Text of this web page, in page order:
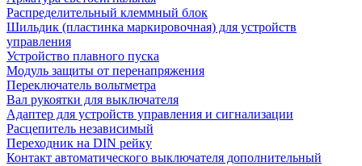
Распределительный клеммный блок
Шильдик (пластинка маркировочная) для устройств
управления
Устройство плавного пуска
Модуль защиты от перенапряжения
Переключатель вольтметра
Вал рукоятки для выключателя
Адаптер для устройств управления и сигнализации
Расцепитель независимый
Переходник на DIN рейку
Контакт автоматического выключателя дополнительный